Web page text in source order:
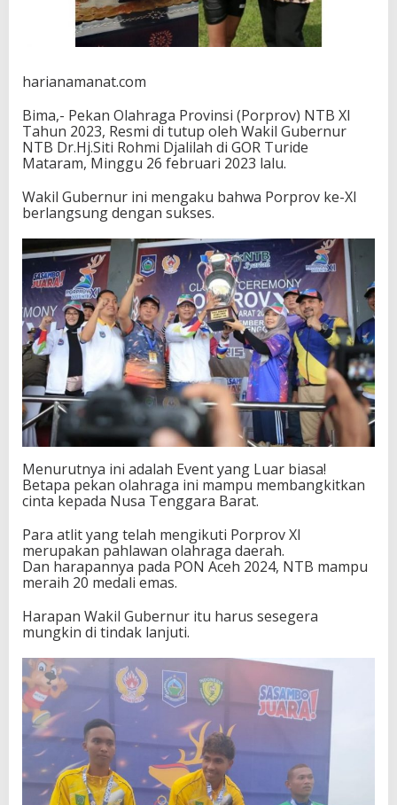
E
a
a
i
harianamanat.com
Bima,- Pekan Olahraga Provinsi (Porprov) NTB XI
Tahun 2023, Resmi di tutup oleh Wakil Gubernur
NTB Dr.Hj.Siti Rohmi Djalilah di GOR Turide
Mataram, Minggu 26 februari 2023 lalu.
Wakil Gubernur ini mengaku bahwa Porprov ke-XI
berlangsung dengan sukses.
Menurutnya ini adalah Event yang Luar biasa!
Betapa pekan olahraga ini mampu membangkitkan
cinta kepada Nusa Tenggara Barat.
Para atlit yang telah mengikuti Porprov XI
merupakan pahlawan olahraga daerah.
Dan harapannya pada PON Aceh 2024, NTB mampu
meraih 20 medali emas.
Harapan Wakil Gubernur itu harus sesegera
mungkin di tindak lanjuti.